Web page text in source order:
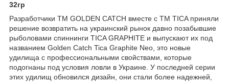
32гр
Разработчики TM GOLDEN CATCH вместе с TM TICA приняли
решение возвратить на украинский рынок давно позабывшие
рыболовами спиннинги TICA GRAPHITE и выпускают их под
названием Golden Catch Tica Graphite Neo, это новые
удилища с профессиональными свойствами, которые
подогнаны под условия ловли в Украине. У последней серии
этих удилищ обновился дизайн, они стали более надежней,